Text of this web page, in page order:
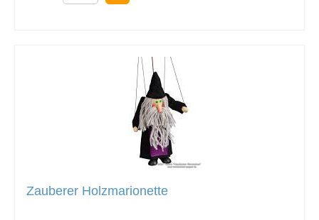
Zauberer Holzmarionette